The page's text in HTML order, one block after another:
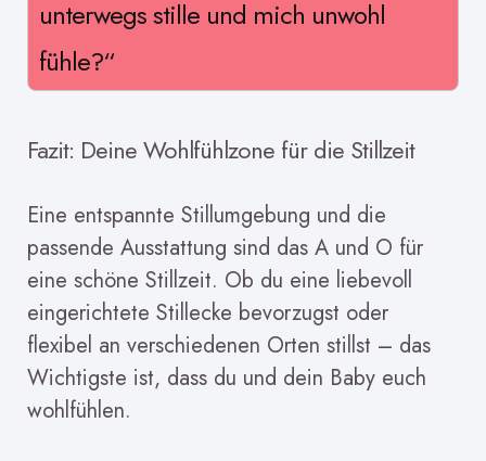
unterwegs stille und mich unwohl
fühle?“
Fazit: Deine Wohlfühlzone für die Stillzeit
Eine entspannte Stillumgebung und die
passende Ausstattung sind das A und O für
eine schöne Stillzeit. Ob du eine liebevoll
eingerichtete Stillecke bevorzugst oder
flexibel an verschiedenen Orten stillst – das
Wichtigste ist, dass du und dein Baby euch
wohlfühlen.